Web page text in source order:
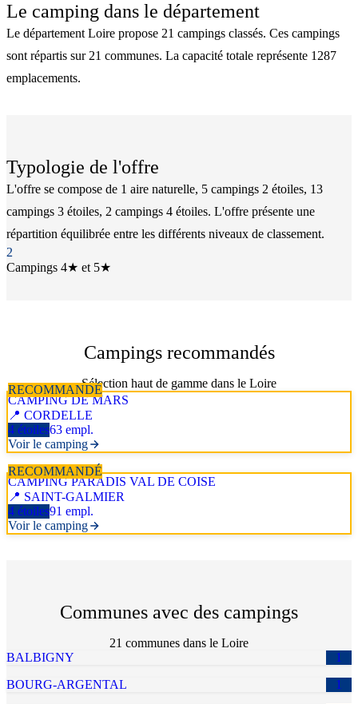
Le camping dans le département
Le département Loire propose 21 campings classés. Ces campings
sont répartis sur 21 communes. La capacité totale représente 1287
emplacements.
Typologie de l'offre
L'offre se compose de 1 aire naturelle, 5 campings 2 étoiles, 13
campings 3 étoiles, 2 campings 4 étoiles. L'offre présente une
répartition équilibrée entre les différents niveaux de classement.
2
Campings 4★ et 5★
Campings recommandés
Sélection haut de gamme dans le Loire
RECOMMANDÉ
CAMPING DE MARS
📍 CORDELLE
4 étoiles63 empl.
Voir le camping
RECOMMANDÉ
CAMPING PARADIS VAL DE COISE
📍 SAINT-GALMIER
4 étoiles91 empl.
Voir le camping
Communes avec des campings
21 communes dans le Loire
BALBIGNY
1
BOURG-ARGENTAL
1